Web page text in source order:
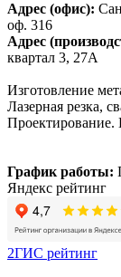
Адрес (офис):
оф. 316
Адрес
квартал 3, 27А
Изготовление
Лазерная резка,
Проектирование.
График работы:
Яндекс рейтинг
2ГИС рейтинг